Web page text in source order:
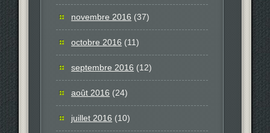
novembre 2016 (37)
octobre 2016 (11)
septembre 2016 (12)
août 2016 (24)
juillet 2016 (10)